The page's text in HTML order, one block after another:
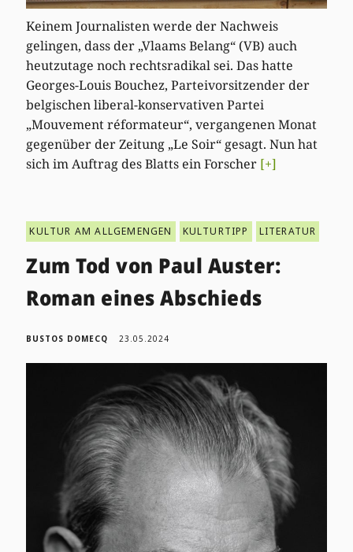
Keinem Journalisten werde der Nachweis
gelingen, dass der „Vlaams Belang“ (VB) auch
heutzutage noch rechtsradikal sei. Das hatte
Georges-Louis Bouchez, Parteivorsitzender der
belgischen liberal-konservativen Partei
„Mouvement réformateur“, vergangenen Monat
gegenüber der Zeitung „Le Soir“ gesagt. Nun hat
sich im Auftrag des Blatts ein Forscher [+]
KULTUR AM ALLGEMENGEN KULTURTIPP LITERATUR
Zum Tod von Paul Auster:
Roman eines Abschieds
BUSTOS DOMECQ 23.05.2024